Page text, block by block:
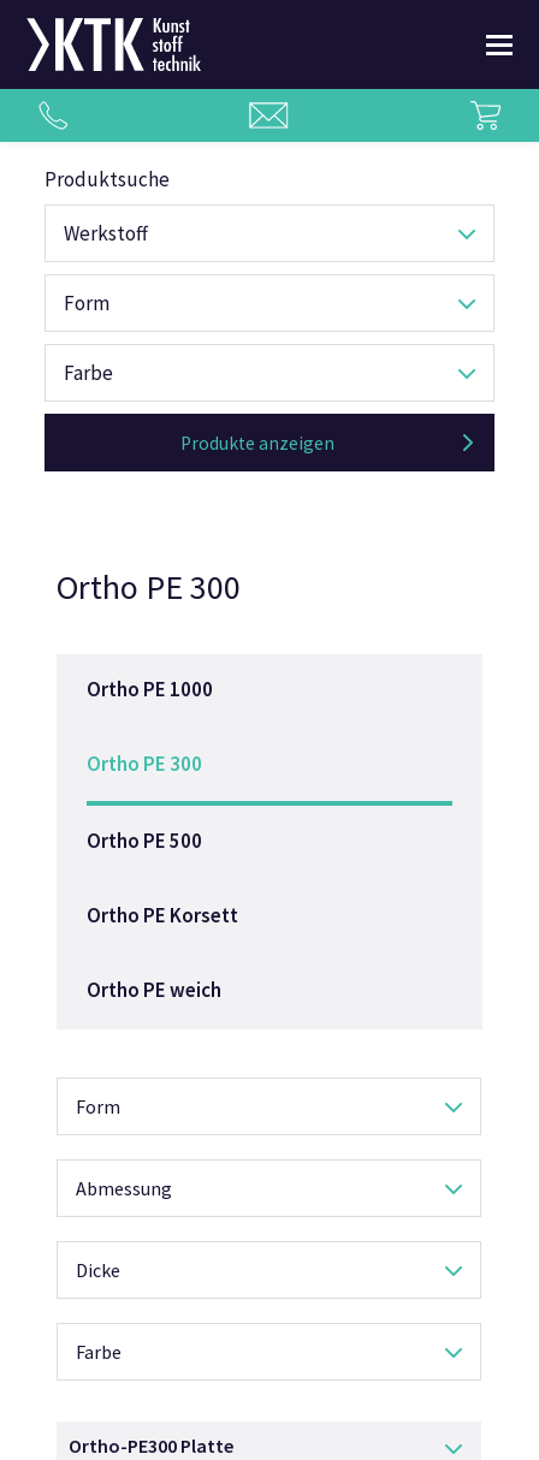
Produktsuche
Werkstoff
Form
Farbe
Produkte anzeigen
Ortho PE 300
Ortho PE 1000
Ortho PE 300
Ortho PE 500
Ortho PE Korsett
Ortho PE weich
Form
Abmessung
Dicke
Farbe
Ortho-PE300 Platte